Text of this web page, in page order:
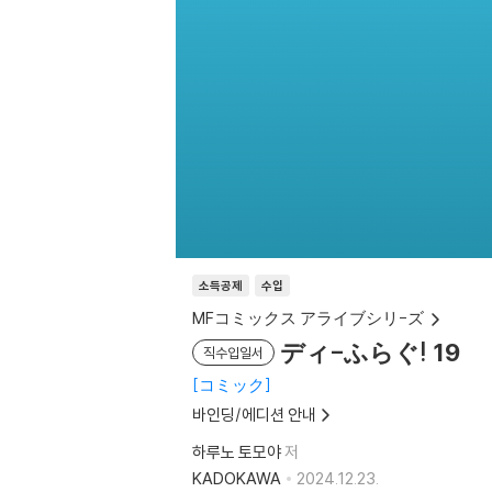
소득공제 수입
MFコミックス アライブシリ-ズ
직수입일서 ディ-ふらぐ! 19
コミック
바인딩/에디션 안내
하루노 토모야저
KADOKAWA
2024.12.23.